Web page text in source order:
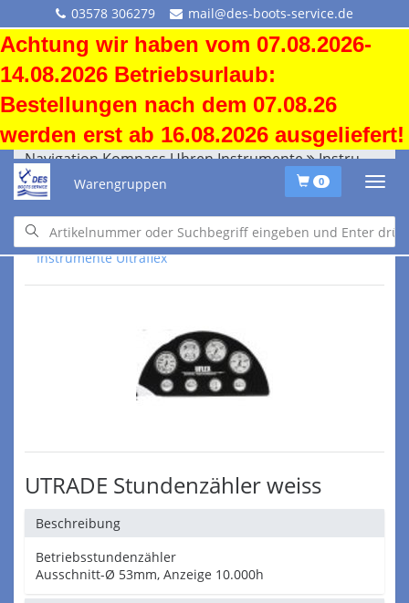
03578 306279 mail@des-boots-service.de
Achtung wir haben vom 07.08.2026-
14.08.2026 Betriebsurlaub:
Bestellungen nach dem 07.08.26
werden erst ab 16.08.2026 ausgeliefert!
Warengruppen 0
Navigation Kompass Uhren Instrumente Instrumente Ultraflex
Navigation Kompass Uhren Instrumente
Instrumente Ultraflex
UTRADE Stundenzähler weiss
Beschreibung
Betriebsstundenzähler
Ausschnitt-Ø 53mm, Anzeige 10.000h